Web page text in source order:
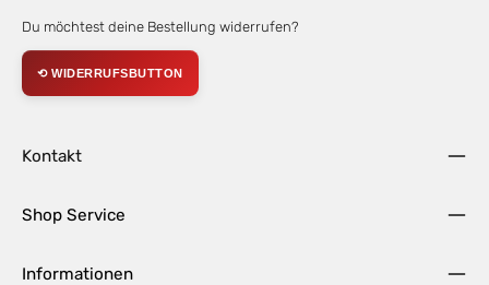
Du möchtest deine Bestellung widerrufen?
⟲ WIDERRUFSBUTTON
Kontakt
Shop Service
Informationen